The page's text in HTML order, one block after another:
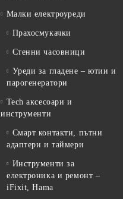
Малки електроуреди
Прахосмукачки
Стенни часовници
Уреди за гладене – ютии и
парогенератори
Tech аксесоари и
инструменти
Смарт контакти, пътни
адаптери и таймери
Инструменти за
електроника и ремонт –
iFixit, Hama